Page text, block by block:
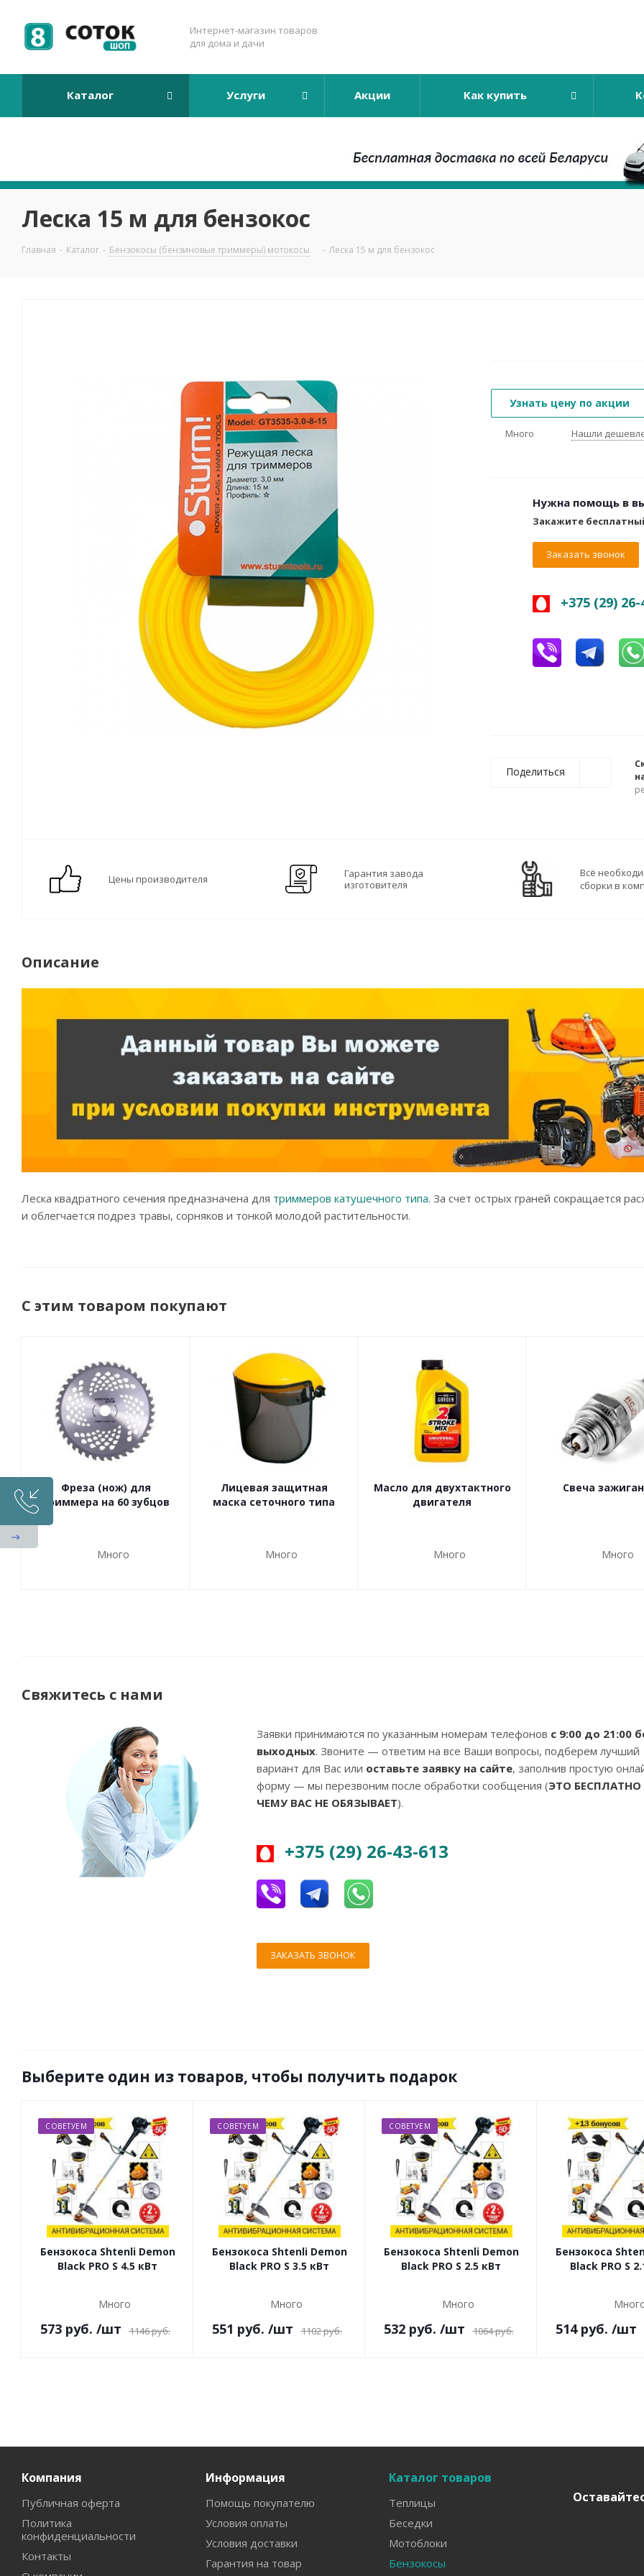
Интернет-магазин товаров
для дома и дачи
Каталог Услуги Акции Как купить
Леска 15 м для бензокос
Главная - Каталог - Бензокосы (бензиновые триммеры) мотокосы - Леска 15 м для бензокос
Узнать цену по акции
Много Нашли
Нужна помощь в
Закажите
Заказать звонок
+375 (29)
Поделиться
Цены производителя
Гарантия завода
изготовителя
Всё
сборки в
Описание
Леска квадратного сечения предназначена для триммеров катушечного типа. За счет острых граней сокращается
и облегчается подрез травы, сорняков и тонкой молодой растительности.
С этим товаром покупают
Фреза (нож) для
триммера на 60 зубцов
Много
Лицевая защитная
маска сеточного типа
Много
Масло для двухтактного
двигателя
Много
Свеча
Много
Свяжитесь с нами
Заявки принимаются по указанным номерам телефонов с 9:00 до 21:00
выходных. Звоните — ответим на все Ваши вопросы, подберем лучший
вариант для Вас или оставьте заявку на сайте, заполнив простую
форму — мы перезвоним после обработки сообщения (ЭТО БЕСПЛАТНО
ЧЕМУ ВАС НЕ ОБЯЗЫВАЕТ).
+375 (29) 26-43-613
ЗАКАЗАТЬ ЗВОНОК
Выберите один из товаров, чтобы получить подарок
СОВЕТУЕМ
Бензокоса Shtenli Demon
Black PRO S 4.5 кВт
Много
573руб. /шт 1146руб.
СОВЕТУЕМ
Бензокоса Shtenli Demon
Black PRO S 3.5 кВт
Много
551 руб. /шт 1102руб.
СОВЕТУЕМ
Бензокоса Shtenli Demon
Black PRO S 2.5 кВт
Много
532руб. /шт 1064руб.
Бензокоса
Black PRO S
514руб. /шт
Компания
Публичная оферта
Политика
конфиденциальности
Контакты
Информация
Помощь покупателю
Условия оплаты
Условия доставки
Гарантия на товар
Каталог товаров
Теплицы
Беседки
Мотоблоки
Бензокосы